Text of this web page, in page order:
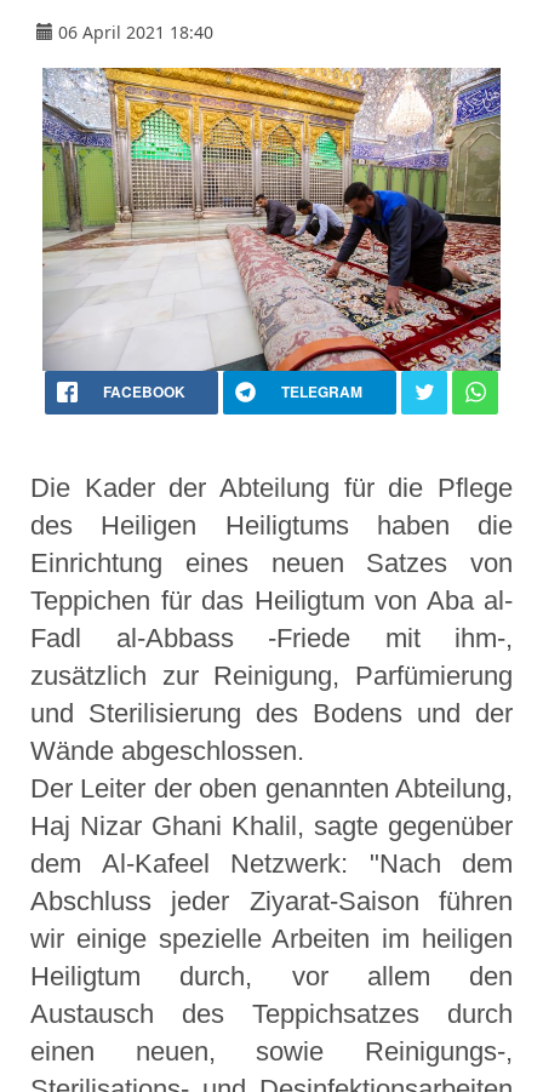
06 April 2021 18:40
FACEBOOK TELEGRAM
Die Kader der Abteilung für die Pflege
des Heiligen Heiligtums haben die
Einrichtung eines neuen Satzes von
Teppichen für das Heiligtum von Aba al-
Fadl al-Abbass -Friede mit ihm-,
zusätzlich zur Reinigung, Parfümierung
und Sterilisierung des Bodens und der
Wände abgeschlossen.
Der Leiter der oben genannten Abteilung,
Haj Nizar Ghani Khalil, sagte gegenüber
dem Al-Kafeel Netzwerk: "Nach dem
Abschluss jeder Ziyarat-Saison führen
wir einige spezielle Arbeiten im heiligen
Heiligtum durch, vor allem den
Austausch des Teppichsatzes durch
einen neuen, sowie Reinigungs-,